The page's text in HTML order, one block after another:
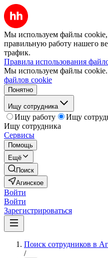
Мы используем файлы cookie,
правильную работу нашего
трафик.
Правила использования
Мы используем файлы cookie.
файлов cookie
Понятно
Ищу сотрудника
Ищу работу
Ищу
Ищу сотрудника
Сервисы
Помощь
Ещё
Поиск
Агинское
Войти
Войти
Зарегистрироваться
Поиск сотрудников в
/